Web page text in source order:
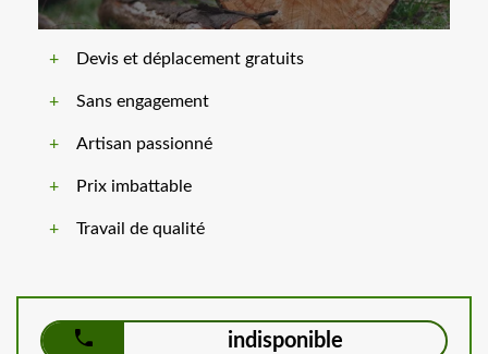
Devis et déplacement gratuits
Sans engagement
Artisan passionné
Prix imbattable
Travail de qualité
indisponible